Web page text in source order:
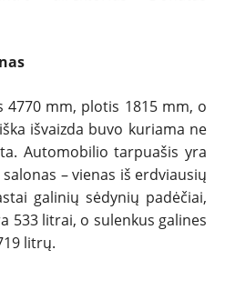
4770 mm, plotis 1815 mm, o
išvaizda buvo kuriama ne
Automobilio tarpuašis yra
– vienas iš erdviausių
galinių sėdynių padėčiai,
533 litrai, o sulenkus galines
litrų.